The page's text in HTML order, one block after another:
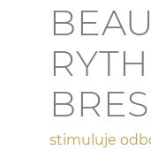
stimuluje